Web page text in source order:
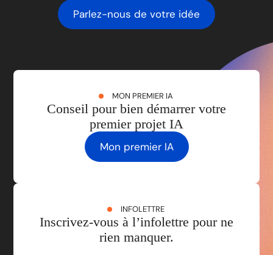
Parlez-nous de votre idée
MON PREMIER IA
Conseil pour bien démarrer votre
premier projet IA
Mon premier IA
INFOLETTRE
Inscrivez-vous à l’infolettre pour ne
rien manquer.